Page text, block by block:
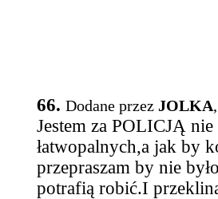
66. Dodane przez JOLKA
Jestem za POLICJĄ
łatwopalnych,a jak by
przepraszam by nie
potrafią robić.I